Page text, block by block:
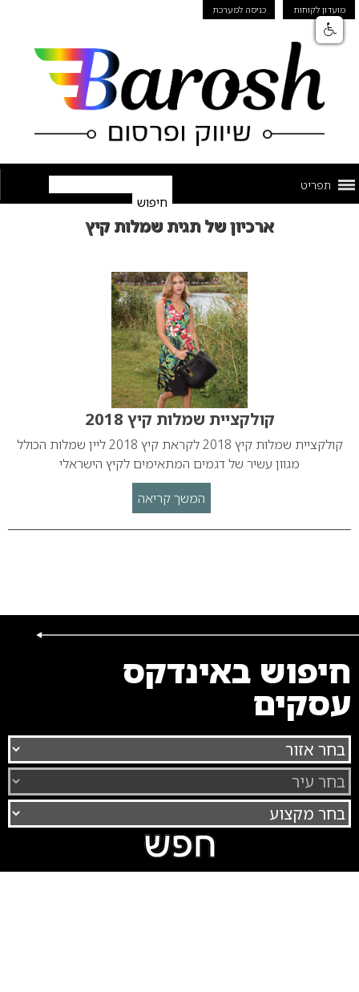
מועדון לקוחות כניסה למערכת
תפריט
ארכיון של תגית שמלות קיץ
קולקציית שמלות קיץ 2018
קולקציית שמלות קיץ 2018 לקראת קיץ 2018 ליין שמלות הכולל
מגוון עשיר של דגמים המתאימים לקיץ הישראלי
המשך קריאה
חיפוש באינדקס
עסקים